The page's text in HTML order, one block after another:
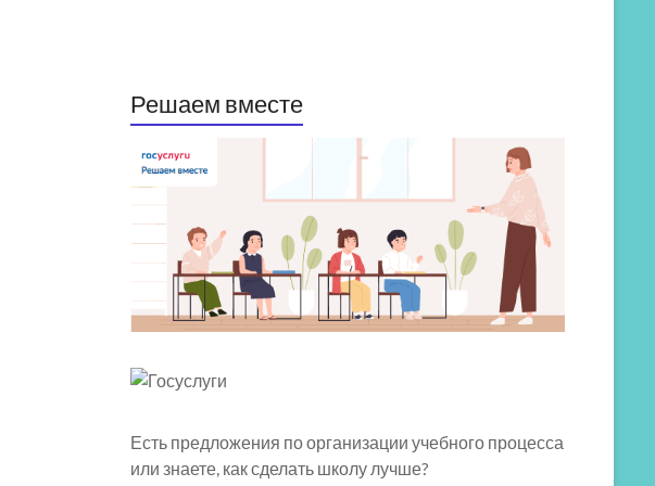
Решаем вместе
Есть предложения по организации учебного процесса
или знаете, как сделать школу лучше?